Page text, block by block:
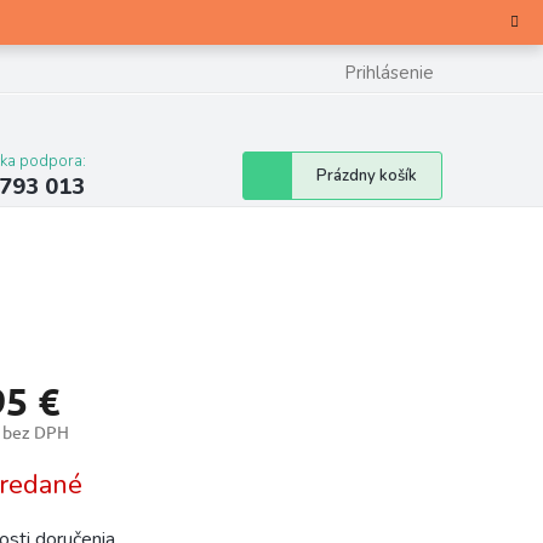
Prihlásenie
podpora:
013
Nákupný
košík
Prázdny košík
€
DPH